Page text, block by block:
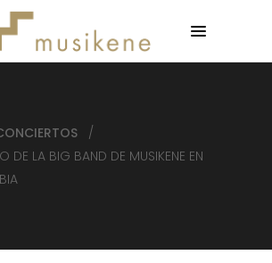
/
DE LA BIG BAND DE MUSIKENE EN